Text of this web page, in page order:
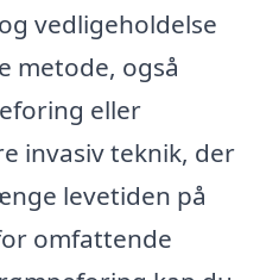
vedligeholdelse
metode, også
eller
invasiv teknik, der
levetiden på
omfattende